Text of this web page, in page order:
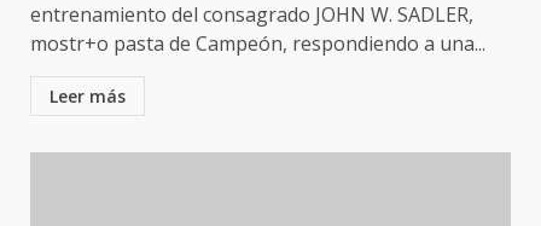
entrenamiento del consagrado JOHN W. SADLER,
mostr+o pasta de Campeón, respondiendo a una...
Leer más